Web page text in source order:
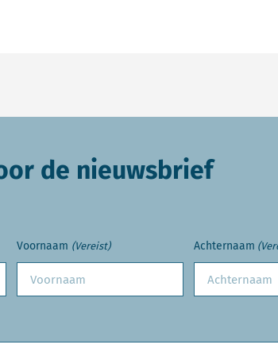
de nieuwsbrief
Voornaam (Vereist) Achternaam